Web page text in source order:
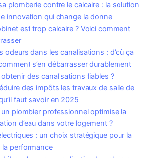
plomberie contre le calcaire : la solution
innovation qui change la donne
est trop calcaire ? Voici comment
odeurs dans les canalisations : d’où ça
s’en débarrasser durablement
des canalisations fiables ?
des impôts les travaux de salle de
faut savoir en 2025
plombier professionnel optimise la
d’eau dans votre logement ?
: un choix stratégique pour la
la performance